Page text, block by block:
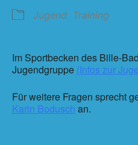
Jugend Training
Im Sportbecken des Bille-
Jugendgruppe (Infos zur
Für weitere Fragen sprecht
Karin Bodusch an.